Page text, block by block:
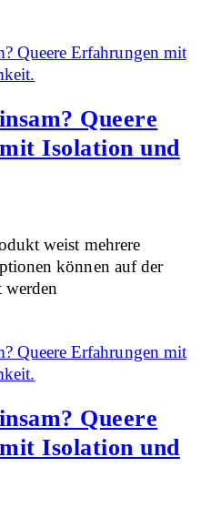
Queere
Isolation und
weist mehrere
können auf der
werden
Queere
Isolation und